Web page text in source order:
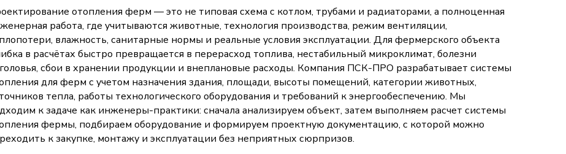
отопления ферм — это не типовая схема с котлом, трубами и радиаторами, а полноценная
работа, где учитываются животные, технология производства, режим вентиляции,
влажность, санитарные нормы и реальные условия эксплуатации. Для фермерского объекта
в расчётах быстро превращается в перерасход топлива, нестабильный микроклимат, болезни
сбои в хранении продукции и внеплановые расходы. Компания ПСК-ПРО разрабатывает системы
для ферм с учетом назначения здания, площади, высоты помещений, категории животных,
тепла, работы технологического оборудования и требований к энергообеспечению. Мы
к задаче как инженеры-практики: сначала анализируем объект, затем выполняем расчет системы
фермы, подбираем оборудование и формируем проектную документацию, с которой можно
к закупке, монтажу и эксплуатации без неприятных сюрпризов.